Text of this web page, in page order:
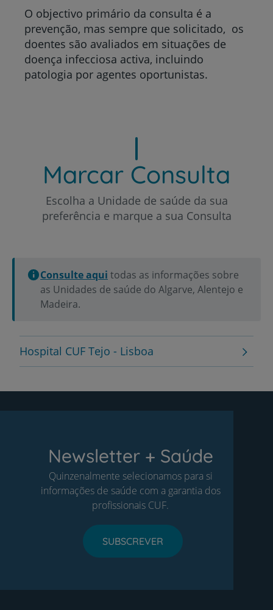
O objectivo primário da consulta é a
prevenção, mas sempre que solicitado, os
doentes são avaliados em situações de
doença infecciosa activa, incluindo
patologia por agentes oportunistas.
Marcar Consulta
Escolha a Unidade de saúde da sua
preferência e marque a sua Consulta
Consulte aqui todas as informações sobre
as Unidades de saúde do Algarve, Alentejo e
Madeira.
Hospital CUF Tejo - Lisboa
Newsletter + Saúde
Quinzenalmente selecionamos para si
informações de saúde com a garantia dos
profissionais CUF.
SUBSCREVER